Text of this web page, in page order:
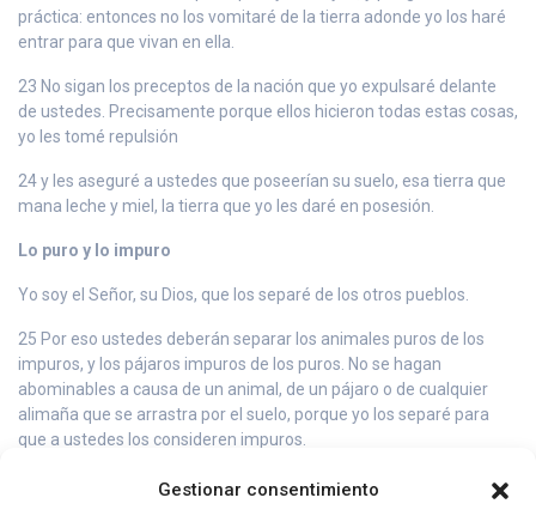
Gestionar consentimiento
práctica: entonces no los vomitaré de la tierra adonde yo los haré
entrar para que vivan en ella.
23 No sigan los preceptos de la nación que yo expulsaré delante
de ustedes. Precisamente porque ellos hicieron todas estas cosas,
yo les tomé repulsión
24 y les aseguré a ustedes que poseerían su suelo, esa tierra que
mana leche y miel, la tierra que yo les daré en posesión.
Lo puro y lo impuro
Yo soy el Señor, su Dios, que los separé de los otros pueblos.
25 Por eso ustedes deberán separar los animales puros de los
impuros, y los pájaros impuros de los puros. No se hagan
abominables a causa de un animal, de un pájaro o de cualquier
alimaña que se arrastra por el suelo, porque yo los separé para
que a ustedes los consideren impuros.
26 Ustedes serán santos, porque yo, el Señor, soy santo, y los